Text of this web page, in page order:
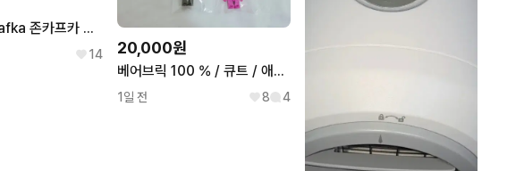
hebi 헤비 kafka 존카프카 티셔츠 팝니다
14 20,000원
베어브릭 100 % / 큐트 / 애니멀 / 호러 / 마네키네코
1일 전 8 4